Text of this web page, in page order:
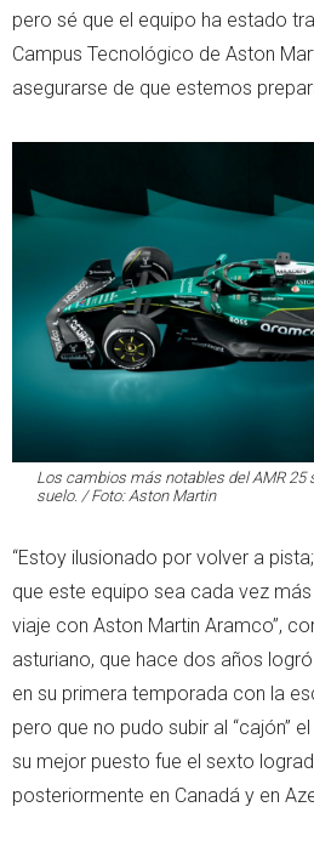
pero sé que el equipo ha estado
Campus Tecnológico de Aston
asegurarse de que estemos
Los cambios más notables del AMR 25
suelo. / Foto: Aston Martin
“Estoy ilusionado por volver a
que este equipo sea cada vez
viaje con Aston Martin Aramco”,
asturiano, que hace dos años
en su primera temporada con la
pero que no pudo subir al “cajón”
su mejor puesto fue el sexto
posteriormente en Canadá y en